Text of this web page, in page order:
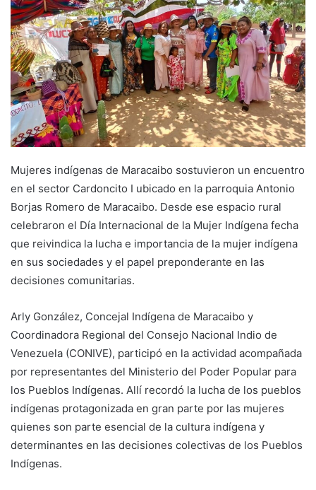
Mujeres indígenas de Maracaibo sostuvieron un encuentro
en el sector Cardoncito I ubicado en la parroquia Antonio
Borjas Romero de Maracaibo. Desde ese espacio rural
celebraron el Día Internacional de la Mujer Indígena fecha
que reivindica la lucha e importancia de la mujer indígena
en sus sociedades y el papel preponderante en las
decisiones comunitarias.
Arly González, Concejal Indígena de Maracaibo y
Coordinadora Regional del Consejo Nacional Indio de
Venezuela (CONIVE), participó en la actividad acompañada
por representantes del Ministerio del Poder Popular para
los Pueblos Indígenas. Allí recordó la lucha de los pueblos
indígenas protagonizada en gran parte por las mujeres
quienes son parte esencial de la cultura indígena y
determinantes en las decisiones colectivas de los Pueblos
Indígenas.